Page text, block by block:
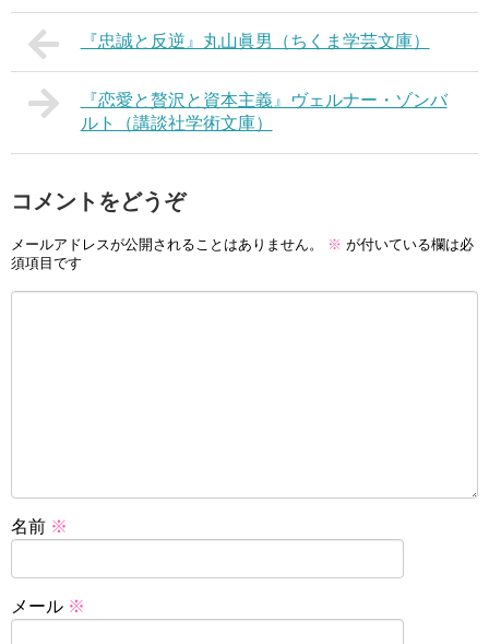
『忠誠と反逆』丸山眞男（ちくま学芸文庫）
『恋愛と贅沢と資本主義』ヴェルナー・ゾンバ
ルト（講談社学術文庫）
コメントをどうぞ
メールアドレスが公開されることはありません。 ※ が付いている欄は必
須項目です
名前 ※
メール ※